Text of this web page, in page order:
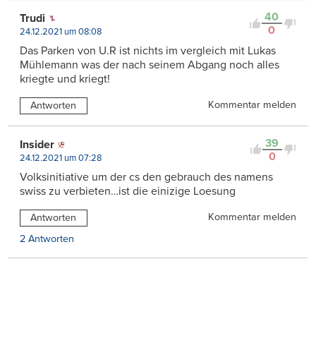
40
0
Trudi
24.12.2021 um 08:08
Das Parken von U.R ist nichts im vergleich mit Lukas
Mühlemann was der nach seinem Abgang noch alles
kriegte und kriegt!
Antworten Kommentar melden
39
0
Insider
24.12.2021 um 07:28
Volksinitiative um der cs den gebrauch des namens
swiss zu verbieten…ist die einizige Loesung
Antworten
Kommentar melden
2 Antworten